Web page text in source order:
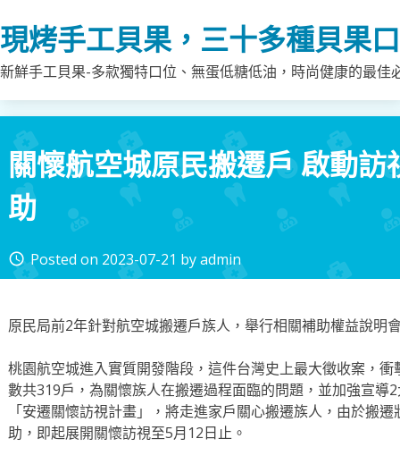
to
content
現烤手工貝果，三十多種貝果
新鮮手工貝果-多款獨特口位、無蛋低糖低油，時尚健康的最
關懷航空城原民搬遷戶 啟動訪
助
access_time Posted on 2023-07-21 byadmin
原民局前2年針對航空城搬遷戶族人，舉行相關補助權益說明
桃園航空城進入實質開發階段，這件台灣史上最大徵收案，
數共319戶，為關懷族人在搬遷過程面臨的問題，並加強宣導
「安遷關懷訪視計畫」，將走進家戶關心搬遷族人，由於搬
助，即起展開關懷訪視至5月12日止。